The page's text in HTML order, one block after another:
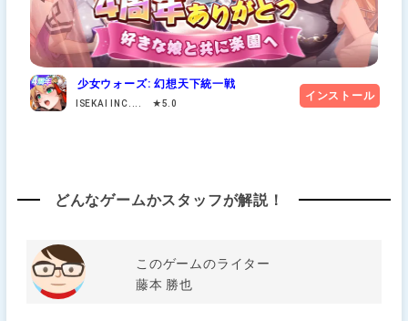
少女ウォーズ: 幻想天下統一戦
ISEKAI INC.... ★5.0
インストール
どんなゲームかスタッフが解説！
このゲームのライター
藤本 勝也